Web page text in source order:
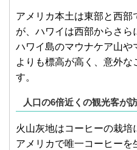
アメリカ本土は東部と西
が、ハワイは西部からさら
ハワイ島のマウナケア山や
よりも標高が高く、意外な
す。
人口の6倍近くの観光客が
火山灰地はコーヒーの栽
アメリカで唯一コーヒーを